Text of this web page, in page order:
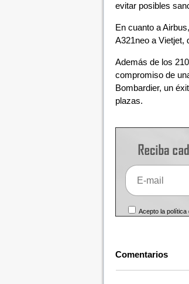
evitar posibles
En cuanto a
A321neo a Vietjet,
Además de los
compromiso de
Bombardier, un
plazas.
Acepto la
Comentarios